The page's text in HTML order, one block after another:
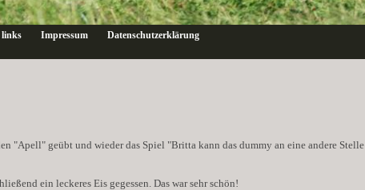
links Impressum Datenschutzerklärung
"Apell" geübt und wieder das Spiel "Britta kann das dummy an eine andere Stelle
ein leckeres Eis gegessen. Das war sehr schön!